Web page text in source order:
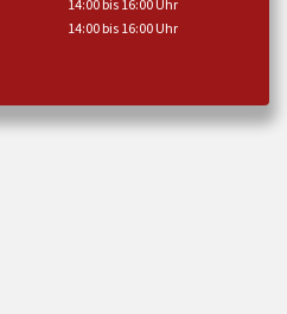
14:00 bis 16:00 Uhr
14:00 bis 16:00 Uhr